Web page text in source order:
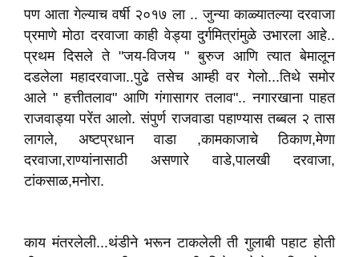
पण आता गेल्याच वर्षी २०१७ ला .. जुन्या काळ्यातल्या दरवाजा
प्रमाणे मोठा दरवाजा काही वेड्या दुर्गमित्रांमुळे उभारला आहे..
प्रथम दिसले ते "जय-विजय " बुरुज आणि त्यात बेमालून
दडलेला महादरवाजा..पुढे तसेच आम्ही वर गेलो...तिथे समोर
आले " हत्तीतलाव" आणि गंगासागर तलाव".. नगारखाना पाहत
राजवाड्या परेंत आलो. संपुर्ण राजवाडा पहाण्यास तब्बल २ तास
लागले, अष्टप्रधान वाडा ,कामकाजाचे ठिकाण,मेणा
दरवाजा,राण्यांनासाठी असणारे वाडे,पालखी दरवाजा,
टांकसाळ,मनोरा.
काय मंतरलेली...थंडीने भरून टाकलेली ती गुलाबी पहाट होती